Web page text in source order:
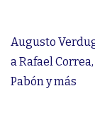
Augusto
a Rafael
Pabón y más